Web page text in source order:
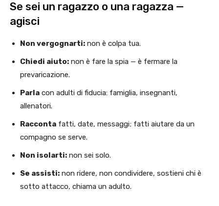
Se sei un ragazzo o una ragazza —
agisci
Non vergognarti: non è colpa tua.
Chiedi aiuto: non è fare la spia — è fermare la
prevaricazione.
Parla con adulti di fiducia: famiglia, insegnanti,
allenatori.
Racconta fatti, date, messaggi; fatti aiutare da un
compagno se serve.
Non isolarti: non sei solo.
Se assisti: non ridere, non condividere, sostieni chi è
sotto attacco, chiama un adulto.